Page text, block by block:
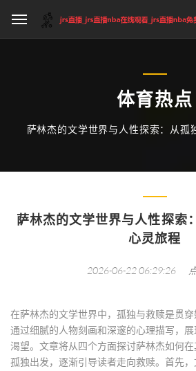
体育热点
萨林杰的文学世界与人性探索：从孤
萨林杰的文学世界与人性探索
心灵旅程
2026-06-22 06:29:26
在萨林杰的文学世界中，孤独与救赎是贯
通过细腻的人物刻画和深邃的心理描写，
渴望。文章将从四个方面探讨萨林杰如何
孤独出发，逐渐引导读者走向救赎。首先